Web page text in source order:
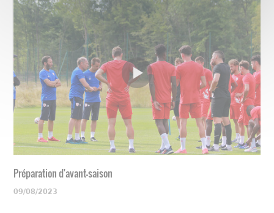
Préparation d'avant-saison
09/08/2023